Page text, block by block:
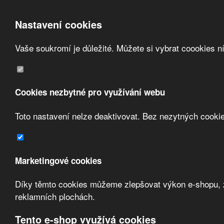
Nastavení cookies
Vaše soukromí je důležité. Můžete si vybrat coookies
Cookies nezbytné pro využívání webu
Toto nastavení nelze deaktivovat. Bez nezytných
Marketingové cookies
Díky těmto cookies můžeme zlepšovat výkon e-
reklamních plochách.
Tento e-shop využívá cookies
Přeskočit na hlavní obsah/Přeskočit na doplňující obsah
Kontakt
Zvolte měnu:
Přihlásit uživatele